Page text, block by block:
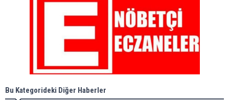
Bu Kategorideki Diğer Haberler